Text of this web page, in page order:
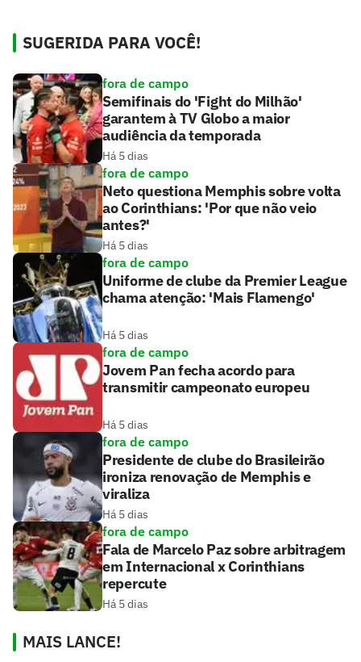
SUGERIDA PARA VOCÊ!
fora de campo
Semifinais do 'Fight do Milhão'
garantem à TV Globo a maior
audiência da temporada
Há 5 dias
fora de campo
Neto questiona Memphis sobre volta
ao Corinthians: 'Por que não veio
antes?'
Há 5 dias
fora de campo
Uniforme de clube da Premier League
chama atenção: 'Mais Flamengo'
Há 5 dias
fora de campo
Jovem Pan fecha acordo para
transmitir campeonato europeu
Há 5 dias
fora de campo
Presidente de clube do Brasileirão
ironiza renovação de Memphis e
viraliza
Há 5 dias
fora de campo
Fala de Marcelo Paz sobre arbitragem
em Internacional x Corinthians
repercute
Há 5 dias
MAIS LANCE!